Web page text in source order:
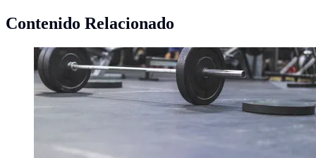
Contenido Relacionado